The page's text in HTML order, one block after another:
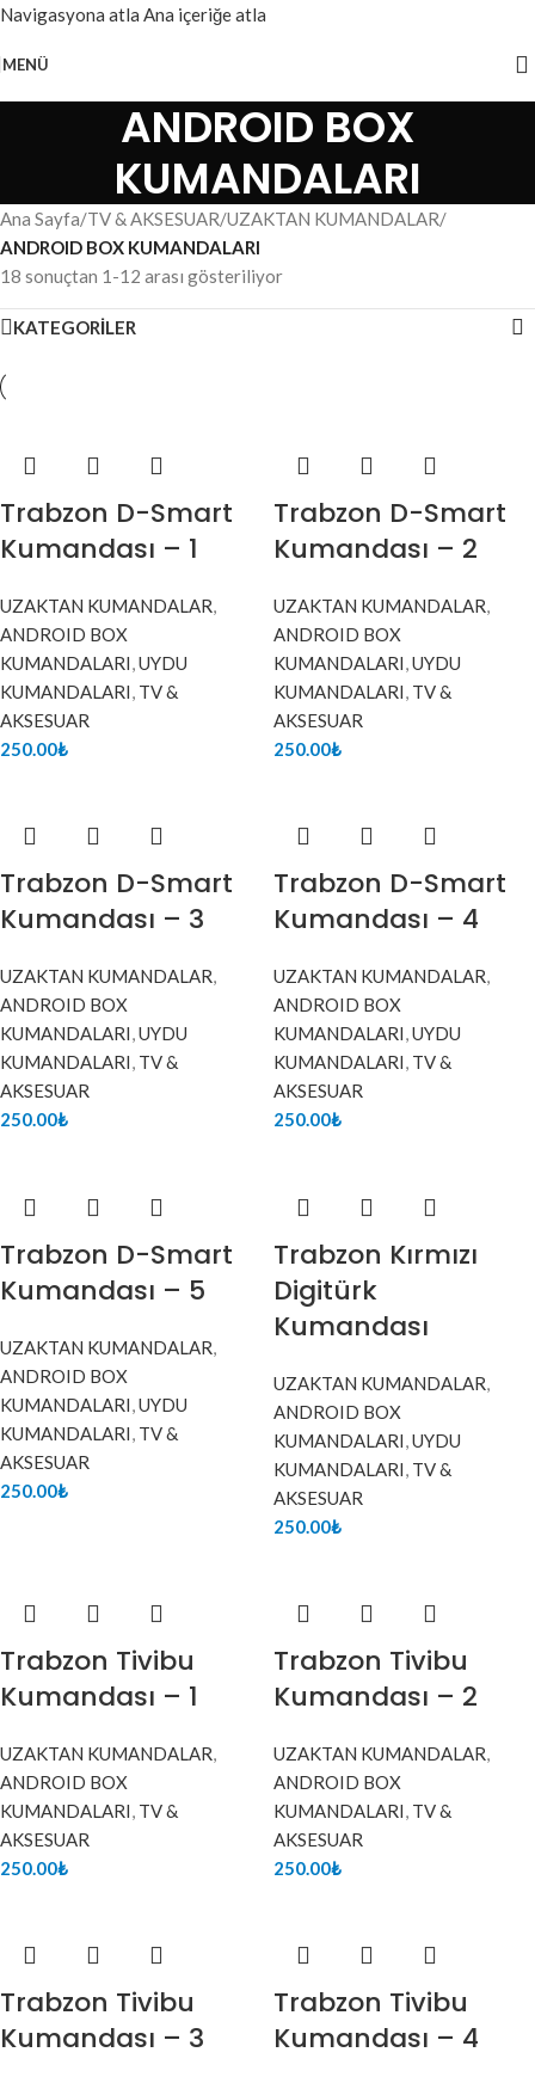
Navigasyona atla Ana içeriğe atla
MENÜ
ANDROID BOX
KUMANDALARI
Ana Sayfa/TV & AKSESUAR/UZAKTAN KUMANDALAR/
ANDROID BOX KUMANDALARI
18 sonuçtan 1-12 arası gösteriliyor
KATEGORİLER
Trabzon D-Smart
Kumandası – 1
UZAKTAN KUMANDALAR,
ANDROID BOX
KUMANDALARI,UYDU
KUMANDALARI, TV &
AKSESUAR
250.00₺
Trabzon D-Smart
Kumandası – 2
UZAKTAN KUMANDALAR,
ANDROID BOX
KUMANDALARI,UYDU
KUMANDALARI, TV &
AKSESUAR
250.00₺
Trabzon D-Smart
Kumandası – 3
UZAKTAN KUMANDALAR,
ANDROID BOX
KUMANDALARI,UYDU
KUMANDALARI, TV &
AKSESUAR
250.00₺
Trabzon D-Smart
Kumandası – 4
UZAKTAN KUMANDALAR,
ANDROID BOX
KUMANDALARI,UYDU
KUMANDALARI, TV &
AKSESUAR
250.00₺
Trabzon D-Smart
Kumandası – 5
UZAKTAN KUMANDALAR,
ANDROID BOX
KUMANDALARI,UYDU
KUMANDALARI, TV &
AKSESUAR
250.00₺
Trabzon Kırmızı
Digitürk
Kumandası
UZAKTAN KUMANDALAR,
ANDROID BOX
KUMANDALARI,UYDU
KUMANDALARI, TV &
AKSESUAR
250.00₺
Trabzon Tivibu
Kumandası – 1
UZAKTAN KUMANDALAR,
ANDROID BOX
KUMANDALARI, TV &
AKSESUAR
250.00₺
Trabzon Tivibu
Kumandası – 2
UZAKTAN KUMANDALAR,
ANDROID BOX
KUMANDALARI, TV &
AKSESUAR
250.00₺
Trabzon Tivibu
Kumandası – 3
Trabzon Tivibu
Kumandası – 4